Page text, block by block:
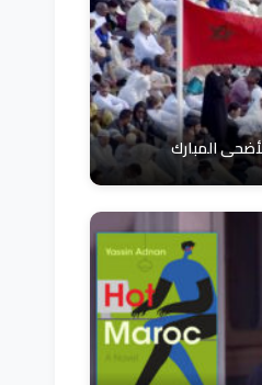
المبارك